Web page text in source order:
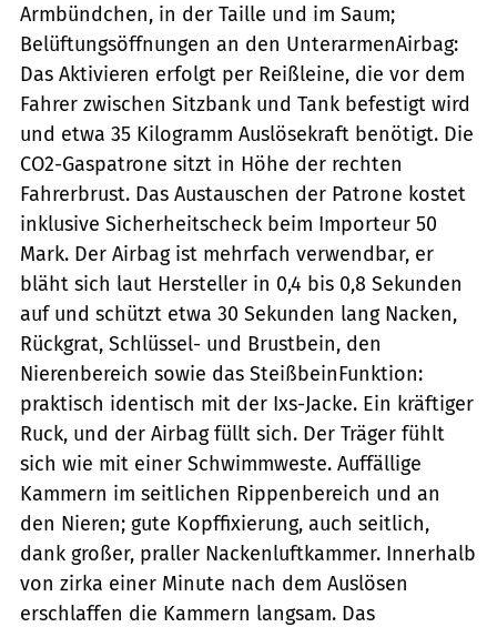
Armbündchen, in der Taille und im Saum;
Belüftungsöffnungen an den UnterarmenAirbag:
Das Aktivieren erfolgt per Reißleine, die vor dem
Fahrer zwischen Sitzbank und Tank befestigt wird
und etwa 35 Kilogramm Auslösekraft benötigt. Die
CO2-Gaspatrone sitzt in Höhe der rechten
Fahrerbrust. Das Austauschen der Patrone kostet
inklusive Sicherheitscheck beim Importeur 50
Mark. Der Airbag ist mehrfach verwendbar, er
bläht sich laut Hersteller in 0,4 bis 0,8 Sekunden
auf und schützt etwa 30 Sekunden lang Nacken,
Rückgrat, Schlüssel- und Brustbein, den
Nierenbereich sowie das SteißbeinFunktion:
praktisch identisch mit der Ixs-Jacke. Ein kräftiger
Ruck, und der Airbag füllt sich. Der Träger fühlt
sich wie mit einer Schwimmweste. Auffällige
Kammern im seitlichen Rippenbereich und an
den Nieren; gute Kopffixierung, auch seitlich,
dank großer, praller Nackenluftkammer. Innerhalb
von zirka einer Minute nach dem Auslösen
erschlaffen die Kammern langsam. Das